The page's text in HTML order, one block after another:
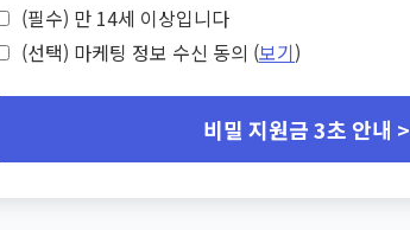
(필수) 만 14세 이상입니다
(선택) 마케팅 정보 수신 동의 (보기)
비밀 지원금 3초 안내 >